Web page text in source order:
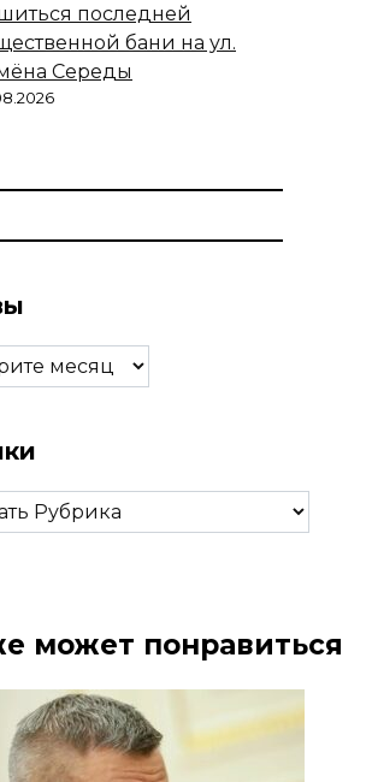
последней
бани на ул.
Середы
может понравиться